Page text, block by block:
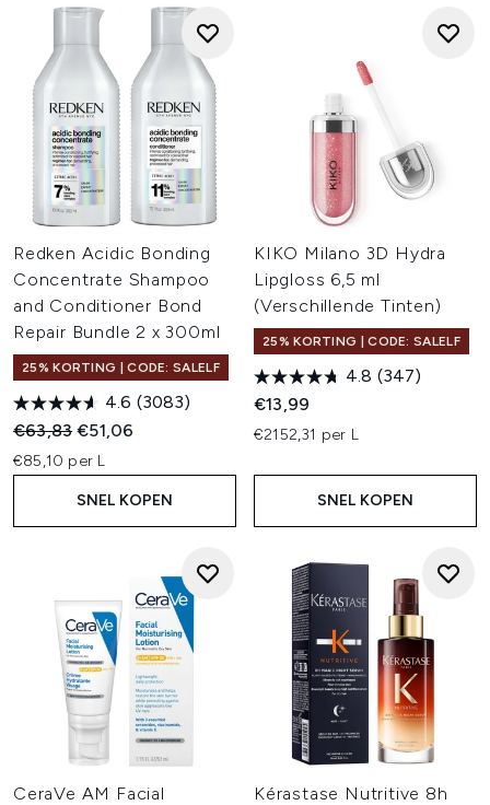
Redken Acidic Bonding
Concentrate Shampoo
and Conditioner Bond
Repair Bundle 2 x 300ml
25% KORTING | CODE: SALELF
4.6 (3083)
Recommended Retail Price:
€63,83Huidige prijs:
€51,06
€85,10 per L
SNEL KOPEN
KIKO Milano 3D Hydra
Lipgloss 6,5 ml
(Verschillende Tinten)
25% KORTING | CODE: SALELF
4.8 (347)
€13,99
€2152,31 per L
SNEL KOPEN
CeraVe AM Facial
Kérastase Nutritive 8h